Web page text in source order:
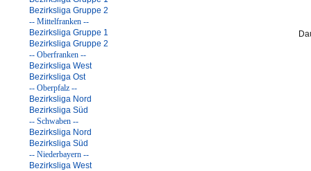
Bezirksliga Gruppe 2
-- Mittelfranken --
Bezirksliga Gruppe 1
Bezirksliga Gruppe 2
-- Oberfranken --
Bezirksliga West
Bezirksliga Ost
-- Oberpfalz --
Bezirksliga Nord
Bezirksliga Süd
-- Schwaben --
Bezirksliga Nord
Bezirksliga Süd
-- Niederbayern --
Bezirksliga West